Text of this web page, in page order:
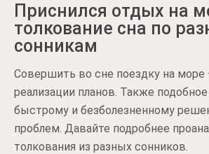
Приснился отдых на
толкование сна по
сонникам
Совершить во сне поездку на море
реализации планов. Также
быстрому и безболезненному
проблем. Давайте подробнее
толкования из разных сонников.